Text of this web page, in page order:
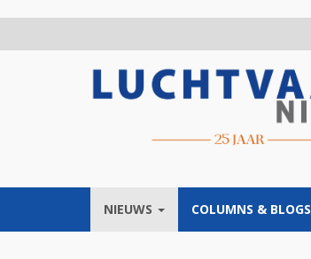
NIEUWS COLUMNS & BLOGS